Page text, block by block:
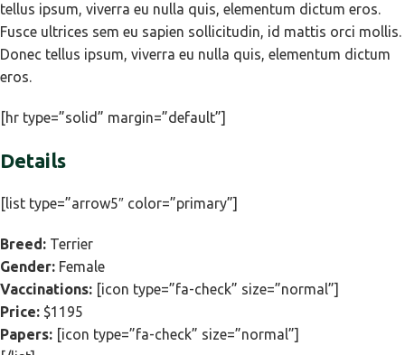
tellus ipsum, viverra eu nulla quis, elementum dictum eros.
Fusce ultrices sem eu sapien sollicitudin, id mattis orci mollis.
Donec tellus ipsum, viverra eu nulla quis, elementum dictum
eros.
[hr type=”solid” margin=”default”]
Details
[list type=”arrow5″ color=”primary”]
Breed: Terrier
Gender: Female
Vaccinations: [icon type=”fa-check” size=”normal”]
Price: $1195
Papers: [icon type=”fa-check” size=”normal”]